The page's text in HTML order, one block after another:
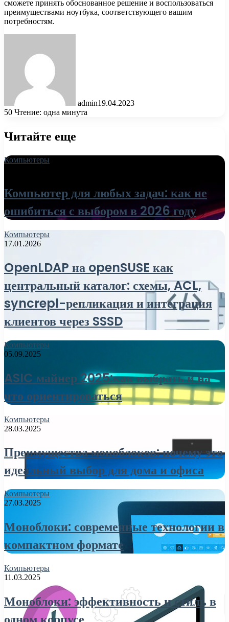
сможете принять обоснованное решение и воспользоваться
преимуществами ноутбука, соответствующего вашим
потребностям.
admin19.04.2023
50 Чтение: одна минута
Читайте еще
Компьютеры
Компьютер для любых задач: как не
ошибиться с выбором в 2026 году
Компьютеры
17.01.2026
OpenLDAP на openSUSE как
центральный каталог: схемы, ACL,
syncrepl-репликация и интеграция
клиентов через SSSD
Компьютеры
05.09.2025
ASIC майнер 2025:как выбрать и на
что ориентироваться
Компьютеры
28.03.2025
Преимущества моноблоков: почему это
идеальный выбор для дома и офиса
Компьютеры
27.03.2025
Моноблоки: современные технологии в
компактном формате
Компьютеры
11.03.2025
Моноблоки: эффективность и стиль в